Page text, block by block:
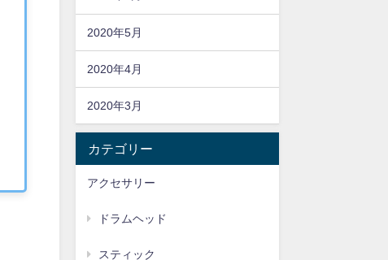
2020年5月
2020年4月
2020年3月
カテゴリー
アクセサリー
ドラムヘッド
スティック